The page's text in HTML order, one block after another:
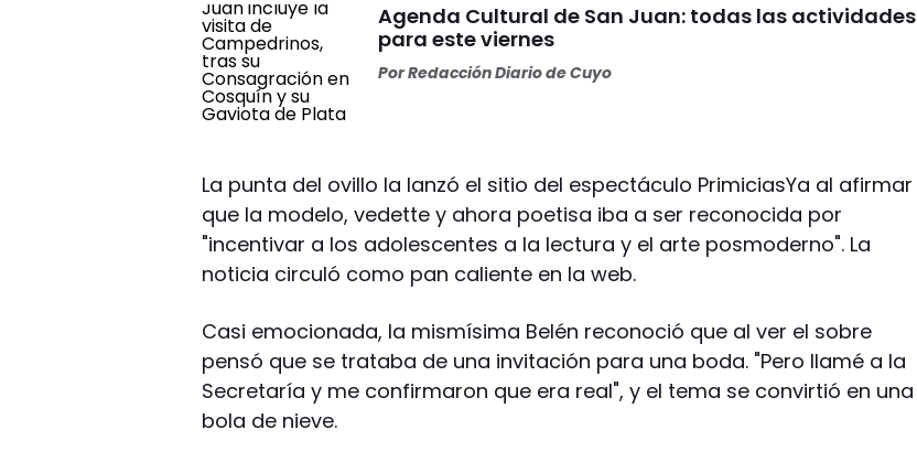
Agenda Cultural de San Juan: todas las actividades
para este viernes
PorRedacción Diario de Cuyo
La punta del ovillo la lanzó el sitio del espectáculo PrimiciasYa al afirmar
que la modelo, vedette y ahora poetisa iba a ser reconocida por
"incentivar a los adolescentes a la lectura y el arte posmoderno". La
noticia circuló como pan caliente en la web.
Casi emocionada, la mismísima Belén reconoció que al ver el sobre
pensó que se trataba de una invitación para una boda. "Pero llamé a la
Secretaría y me confirmaron que era real", y el tema se convirtió en una
bola de nieve.